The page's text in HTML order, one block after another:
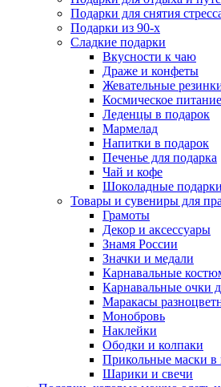
Подарки для снятия
Подарки из 90-х
Сладкие подарки
Вкусности к чаю
Драже и конфеты
Жевательные
Космическое питание
Леденцы в подарок
Мармелад
Напитки в подарок
Печенье для подарка
Чай и кофе
Шоколадные подарки
Товары и сувениры для
Грамоты
Декор и аксессуары
Знамя России
Значки и медали
Карнавальные
Карнавальные очки
Маракасы
Монобровь
Наклейки
Ободки и колпаки
Прикольные маски в
Шарики и свечи